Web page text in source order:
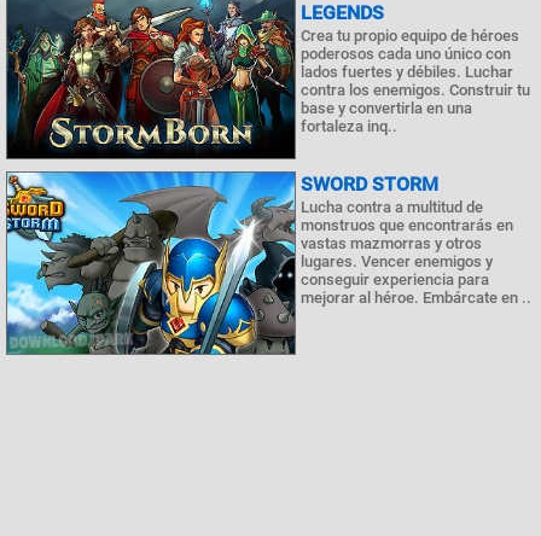
LEGENDS
Crea tu propio equipo de héroes
poderosos cada uno único con
lados fuertes y débiles. Luchar
contra los enemigos. Construir tu
base y convertirla en una
fortaleza inq..
SWORD STORM
Lucha contra a multitud de
monstruos que encontrarás en
vastas mazmorras y otros
lugares. Vencer enemigos y
conseguir experiencia para
mejorar al héroe. Embárcate en ..